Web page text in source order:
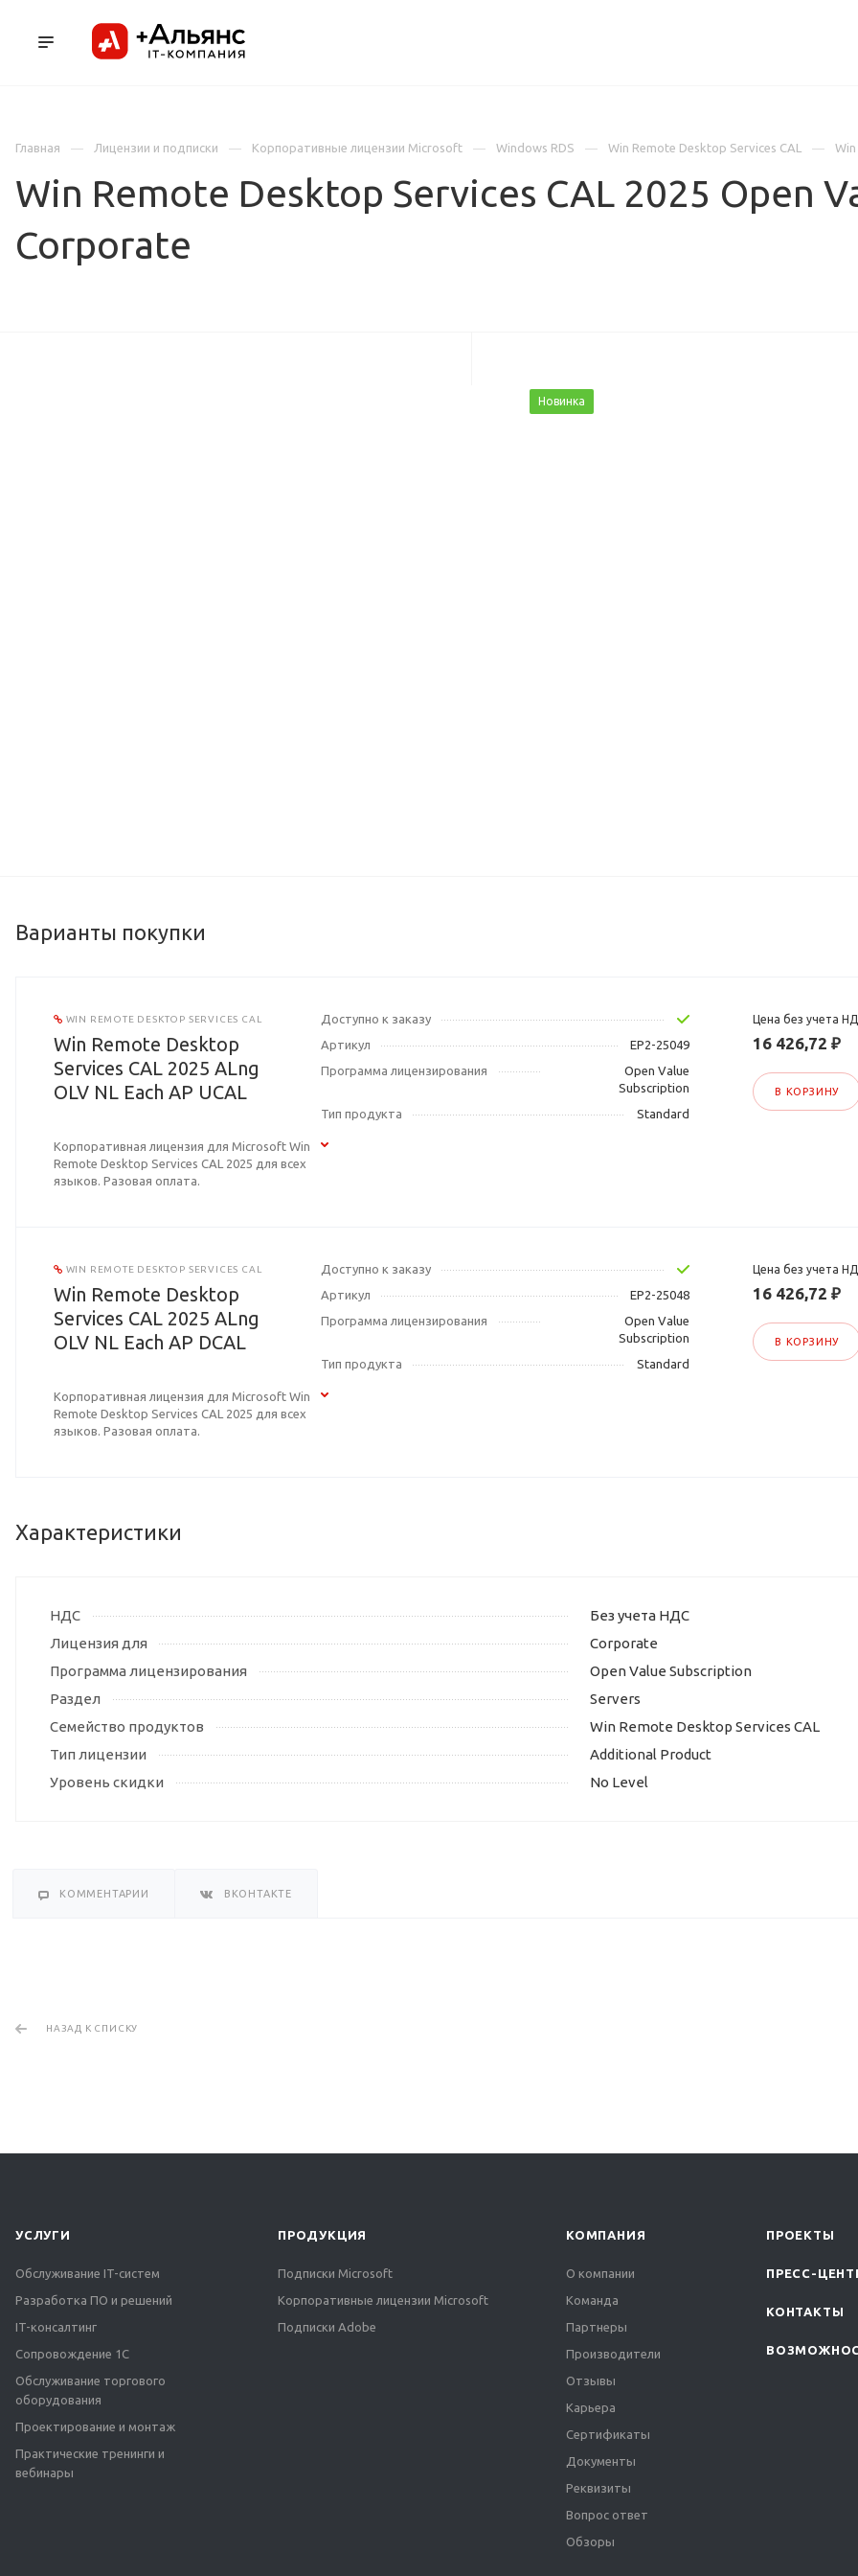
Главная
Лицензии и подписки Корпоративные лицензии Microsoft Windows RDS Win Remote Desktop Services CAL
Win Remote Desktop Services CAL 2025 Open
Corporate
Новинка
Варианты покупки
WIN REMOTE DESKTOP SERVICES CAL
Win Remote Desktop
Services CAL 2025 ALng
OLV NL Each AP UCAL
Корпоративная лицензия для Microsoft Win
Remote Desktop Services CAL 2025 для всех
языков. Разовая оплата.
Доступно к заказу
Артикул
EP2-25049
Программа лицензирования
Open Value
Subscription
Тип продукта
Standard
Цена без учета
16 426,72 ₽
В КОРЗИНУ
WIN REMOTE DESKTOP SERVICES CAL
Win Remote Desktop
Services CAL 2025 ALng
OLV NL Each AP DCAL
Корпоративная лицензия для Microsoft Win
Remote Desktop Services CAL 2025 для всех
языков. Разовая оплата.
Доступно к заказу
Артикул
EP2-25048
Программа лицензирования
Open Value
Subscription
Тип продукта
Standard
Цена без учета
16 426,72 ₽
В КОРЗИНУ
Характеристики
НДС
Без учета НДС
Лицензия для
Corporate
Программа лицензирования
Open Value Subscription
Раздел
Servers
Семейство продуктов
Win Remote Desktop Services CAL
Тип лицензии
Additional Product
Уровень скидки
No Level
КОММЕНТАРИИ ВКОНТАКТЕ
НАЗАД К СПИСКУ
УСЛУГИ
Обслуживание IT-систем
Разработка ПО и решений
IT-консалтинг
Сопровождение 1С
Обслуживание торгового
оборудования
Проектирование и монтаж
Практические тренинги и
вебинары
ПРОДУКЦИЯ
Подписки Microsoft
Корпоративные лицензии Microsoft
Подписки Adobe
КОМПАНИЯ
О компании
Команда
Партнеры
Производители
Отзывы
Карьера
Сертификаты
Документы
Реквизиты
Вопрос ответ
Обзоры
ПРОЕКТЫ
ПРЕСС-
КОНТАКТЫ